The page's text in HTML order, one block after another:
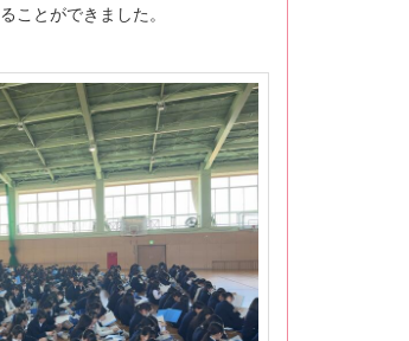
ことができました。